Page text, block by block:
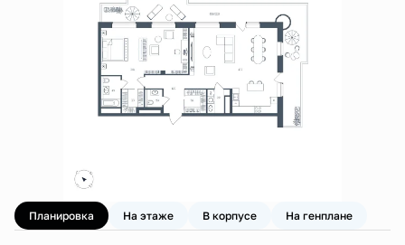
Планировка На этаже В корпусе На генплане